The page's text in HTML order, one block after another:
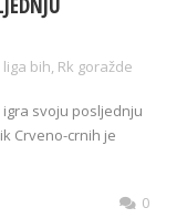
bih, Rk goražde
svoju posljednju
Crveno-crnih je
0